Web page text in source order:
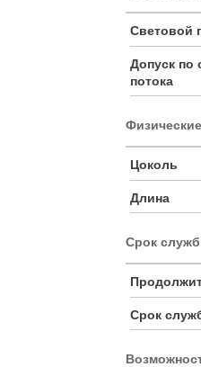
Световой
Допуск по
потока
Цоколь
Длина
Срок
Срок